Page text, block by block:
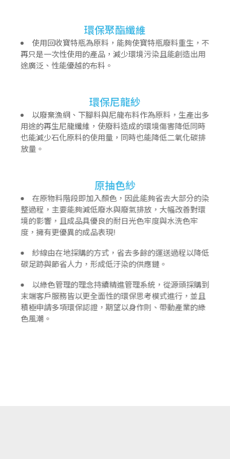
環保聚酯纖維
使用回收寶特瓶為原料，能夠使寶特瓶廢料重生，不
再只是一次性使用的產品，減少環境污染且能創造出用
途廣泛、性能優越的布料。
環保尼龍紗
以廢棄漁網、下腳料與尼龍布料作為原料，生產出多
用途的再生尼龍纖維，使廢料造成的環境傷害降低同時
也能減少石化原料的使用量，同時也能降低二氧化碳排
放量。
原抽色紗
在原物料階段即加入顏色，因此能夠省去大部分的染
整過程，主要能夠減低廢水與廢氣排放，大幅改善對環
境的影響，且成品具優良的耐日光色牢度與水洗色牢
度，擁有更優異的成品表現!
紗線由在地採購的方式，省去多餘的運送過程以降低
碳足跡與節省人力，形成低汙染的供應鏈。
以綠色管理的理念持續精進管理系統，從源頭採購到
末端客戶服務皆以更全面性的環保思考模式進行，並且
積極申請多項環保認證，期望以身作則、帶動產業的綠
色風潮。